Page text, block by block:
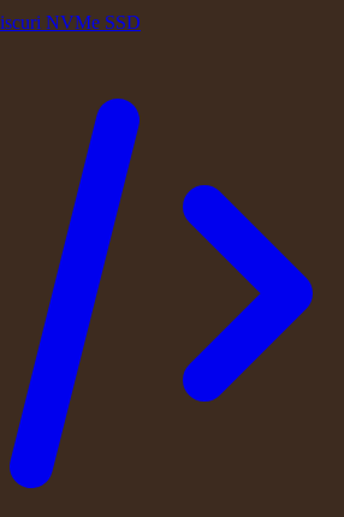
NVMe SSD